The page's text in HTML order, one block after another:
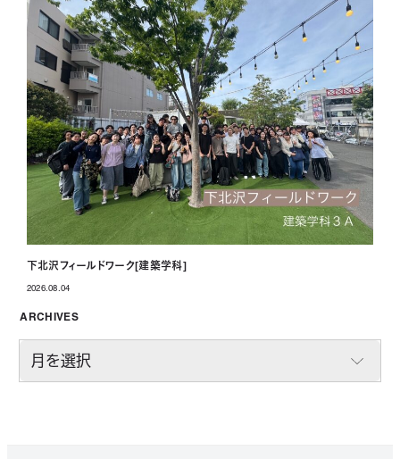
下北沢フィールドワーク[建築学科]
2026.08.04
ARCHIVES